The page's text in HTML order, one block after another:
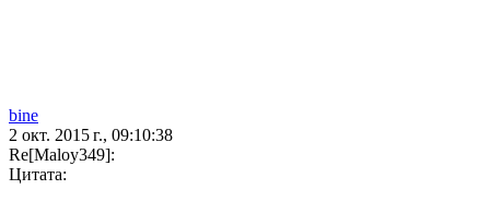
bine
2 окт. 2015 г., 09:10:38
Re[Maloy349]:
Цитата: